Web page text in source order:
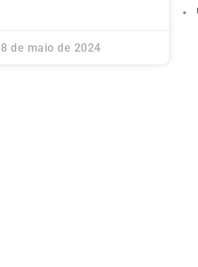
8 de maio de 2024